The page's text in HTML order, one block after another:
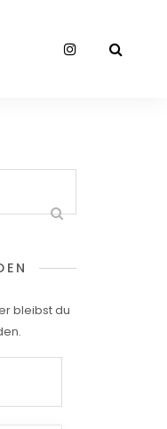
bleibst du